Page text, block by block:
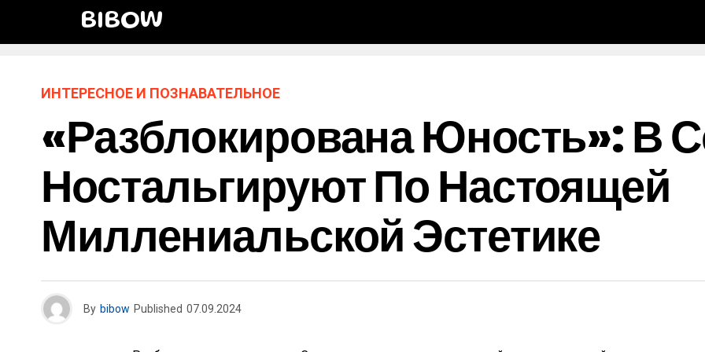
BIBOW
ИНТЕРЕСНОЕ И ПОЗНАВАТЕЛЬНОЕ
«Разблокирована Юность»: В
Ностальгируют По Настоящей
Миллениальской Эстетике
By bibow Published 07.09.2024